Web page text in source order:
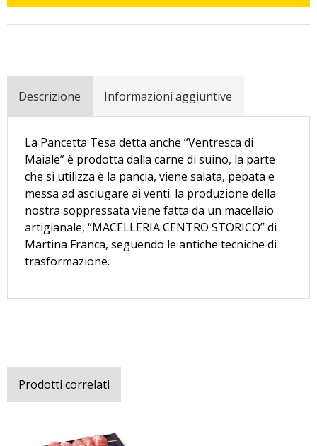
Descrizione Informazioni aggiuntive
La Pancetta Tesa detta anche “Ventresca di
Maiale” è prodotta dalla carne di suino, la parte
che si utilizza è la pancia, viene salata, pepata e
messa ad asciugare ai venti. la produzione della
nostra soppressata viene fatta da un macellaio
artigianale, “MACELLERIA CENTRO STORICO” di
Martina Franca, seguendo le antiche tecniche di
trasformazione.
Prodotti correlati